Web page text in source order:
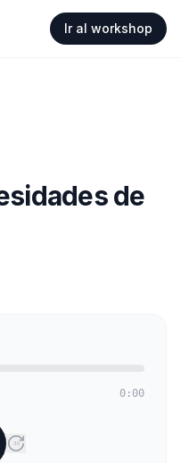
Ir al workshop
de
0:00
30